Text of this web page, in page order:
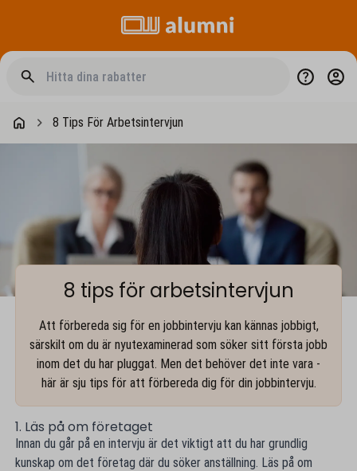
8 Tips För Arbetsintervjun
8 tips för arbetsintervjun
Att förbereda sig för en jobbintervju kan kännas jobbigt,
särskilt om du är nyutexaminerad som söker sitt första jobb
inom det du har pluggat. Men det behöver det inte vara -
här är sju tips för att förbereda dig för din jobbintervju.
1. Läs på om företaget
Innan du går på en intervju är det viktigt att du har grundlig
kunskap om det företag där du söker anställning. Läs på om